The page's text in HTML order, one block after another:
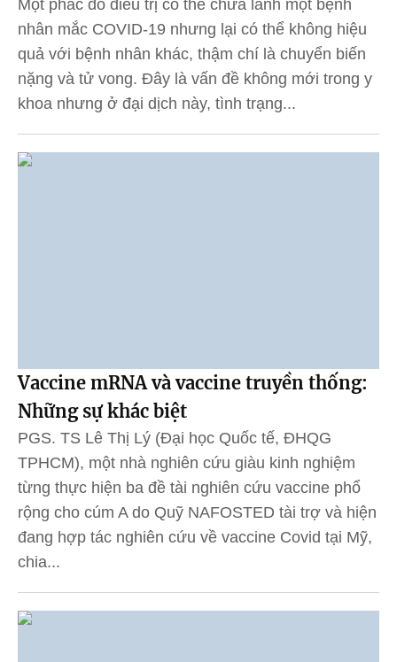
Một phác đồ điều trị có thể chữa lành một bệnh
nhân mắc COVID-19 nhưng lại có thể không hiệu
quả với bệnh nhân khác, thậm chí là chuyển biến
nặng và tử vong. Đây là vấn đề không mới trong y
khoa nhưng ở đại dịch này, tình trạng...
Vaccine mRNA và vaccine truyền thống:
Những sự khác biệt
PGS. TS Lê Thị Lý (Đại học Quốc tế, ĐHQG
TPHCM), một nhà nghiên cứu giàu kinh nghiệm
từng thực hiện ba đề tài nghiên cứu vaccine phổ
rộng cho cúm A do Quỹ NAFOSTED tài trợ và hiện
đang hợp tác nghiên cứu về vaccine Covid tại Mỹ,
chia...